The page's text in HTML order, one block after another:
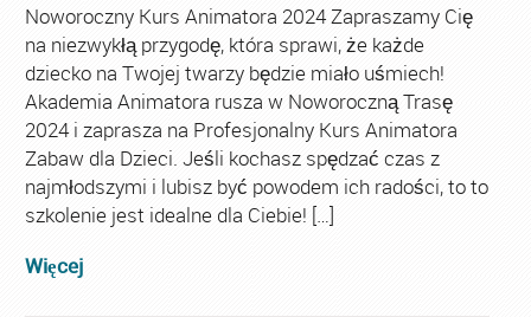
Noworoczny Kurs Animatora 2024 Zapraszamy Cię
na niezwykłą przygodę, która sprawi, że każde
dziecko na Twojej twarzy będzie miało uśmiech!
Akademia Animatora rusza w Noworoczną Trasę
2024 i zaprasza na Profesjonalny Kurs Animatora
Zabaw dla Dzieci. Jeśli kochasz spędzać czas z
najmłodszymi i lubisz być powodem ich radości, to to
szkolenie jest idealne dla Ciebie! […]
Więcej